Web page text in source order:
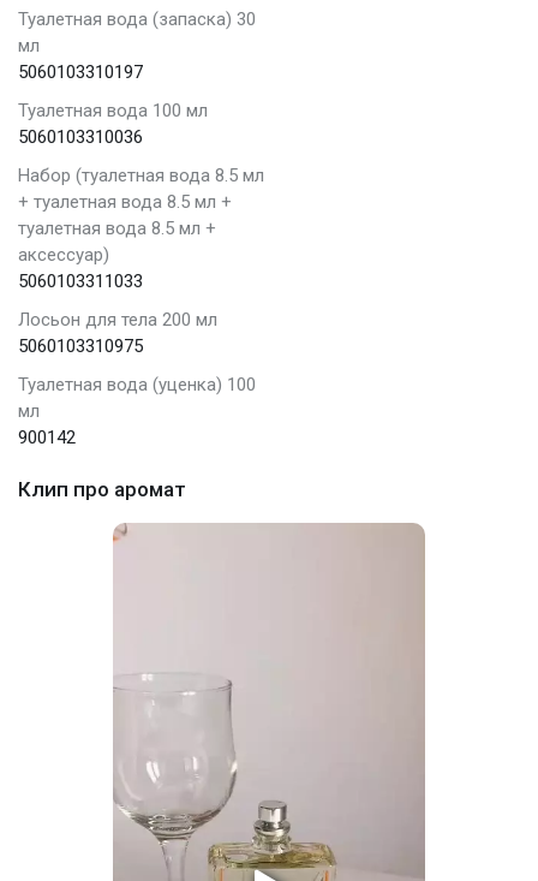
Туалетная вода (запаска) 30
мл
5060103310197
Туалетная вода 100 мл
5060103310036
Набор (туалетная вода 8.5 мл
+ туалетная вода 8.5 мл +
туалетная вода 8.5 мл +
аксессуар)
5060103311033
Лосьон для тела 200 мл
5060103310975
Туалетная вода (уценка) 100
мл
900142
Клип про аромат